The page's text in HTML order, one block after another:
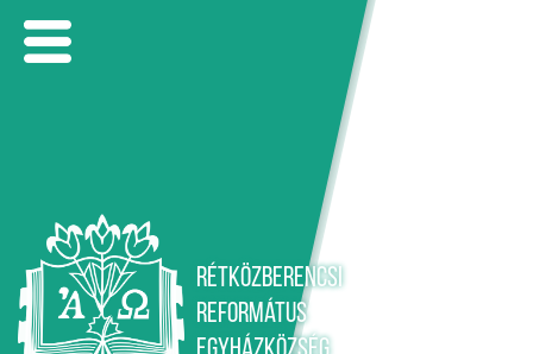
ELÉRHETŐSÉG
Rétközberencsi
Református